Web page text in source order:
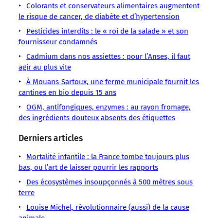
Protéine
publique
« »
Colorants et conservateurs alimentaires augmentent
le risque de cancer, de diabète et d’hypertension
Pesticides interdits : le « roi de la salade » et son
fournisseur condamnés
Cadmium dans nos assiettes : pour l’Anses, il faut
agir au plus vite
À Mouans-Sartoux, une ferme municipale fournit les
cantines en bio depuis 15 ans
OGM, antifongiques, enzymes : au rayon fromage,
des ingrédients douteux absents des étiquettes
Derniers articles
Mortalité infantile : la France tombe toujours plus
bas, ou l’art de laisser pourrir les rapports
Des écosystèmes insoupçonnés à 500 mètres sous
terre
Louise Michel, révolutionnaire (aussi) de la cause